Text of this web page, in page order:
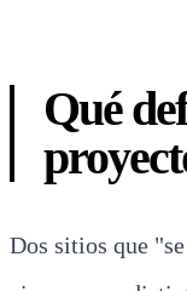
Qué
Dos sitios que